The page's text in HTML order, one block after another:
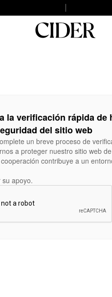
la verificación rápida de
del sitio web
un breve proceso de
a proteger nuestro sitio web
contribuye a un
apoyo.